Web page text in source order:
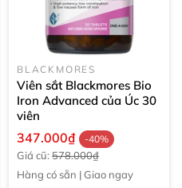
BLACKMORES
Viên sắt Blackmores Bio
Iron Advanced của Úc 30
viên
347.000₫ -40%
Giá cũ: 578.000₫
Hàng có sẵn | Giao ngay